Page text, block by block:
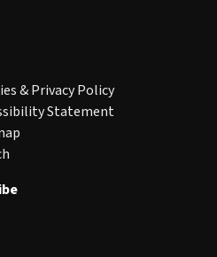
& Privacy Policy
Statement